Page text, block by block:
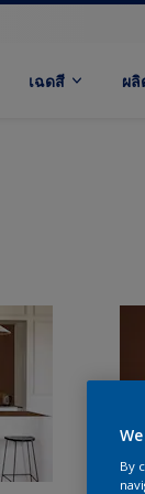
เฉดสี ผ
By